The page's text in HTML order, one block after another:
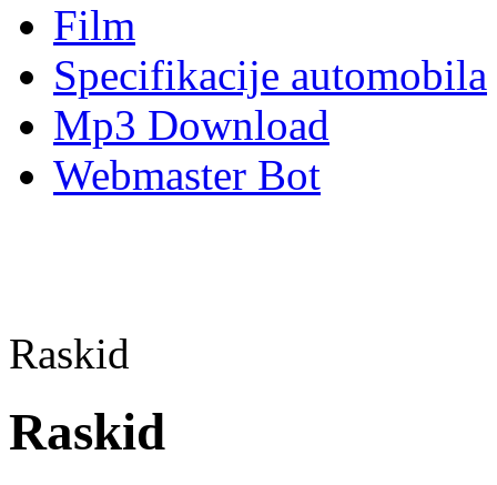
Film
Specifikacije automobila
Mp3 Download
Webmaster Bot
Raskid
Raskid